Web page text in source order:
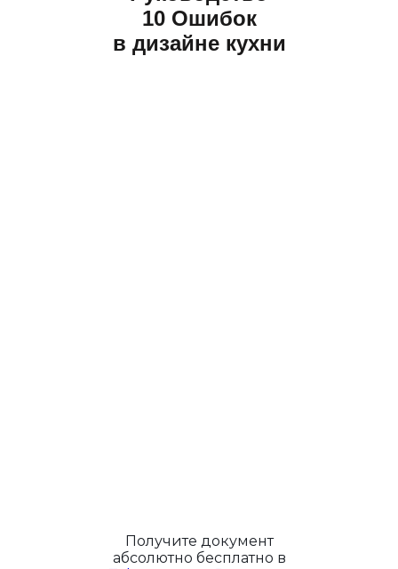
10 Ошибок
в дизайне кухни
Получите документ
абсолютно бесплатно в